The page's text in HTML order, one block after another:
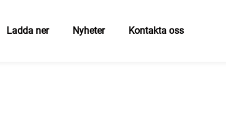
Ladda ner Nyheter Kontakta oss